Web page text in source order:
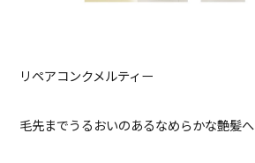
リペアコンクメルティー
毛先までうるおいのあるなめらかな艶髪へ